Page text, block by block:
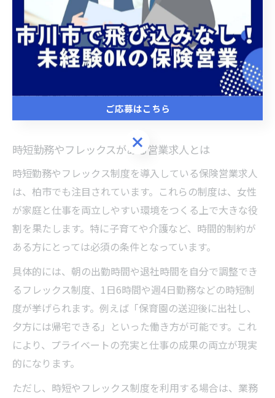
られます。
働きやすいＦＰ求人を選ぶ際には、職場の雰囲気や先輩
女性社員の活躍事例もチェックポイントです。自分の生
活に合った勤務スタイルを選択することで、長期的なキ
ャリア形成と収入アップの両立が実現しやすくなりま
時短勤務やフレックスがある営業求人とは
時短勤務やフレックス制度を導入している保険営業求人
は、柏市でも注目されています。これらの制度は、女性
が家庭と仕事を両立しやすい環境をつくる上で大きな役
割を果たします。特に子育てや介護など、時間的制約が
ある方にとっては必須の条件となっています。
具体的には、朝の出勤時間や退社時間を自分で調整でき
るフレックス制度、1日6時間や週4日勤務などの時短制
度が挙げられます。例えば「保育園の送迎後に出社し、
夕方には帰宅できる」といった働き方が可能です。これ
により、プライベートの充実と仕事の成果の両立が現実
的になります。
ただし、時短やフレックス制度を利用する場合は、業務
ご応募はこちら
ご応募はこちら